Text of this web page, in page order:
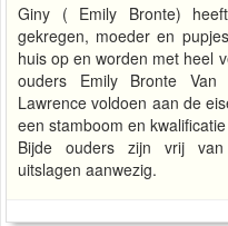
Giny ( Emily Bronte)
gekregen, moeder en
huis op en worden met heel
ouders Emily Bronte Van
Lawrence voldoen aan de
een stamboom en
Bijde ouders zijn vrij van
uitslagen aanwezig.